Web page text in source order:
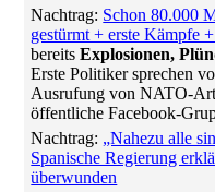
Nachtrag: Schon 80.000
gestürmt + erste Kämpfe
bereitsExplosionen,
Erste Politiker sprechen
Ausrufung von NATO-
öffentliche Facebook-
Nachtrag: „Nahezu alle
Spanische Regierung
überwunden